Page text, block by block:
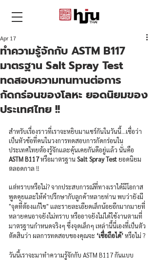
THAI
ทำความรู้จักกับ ASTM B117
มาตรฐาน Salt Spray Test
ทดสอบความทนทานต่อการ
กัดกร่อนของโลหะ ยอดนิยมของ
ประเทศไทย !!
Apr 17
สำหรับเรื่องราวที่เราจะหยิบมาแชร์กันในวันนี้...เชื่อว่า
เป็นหัวข้อที่คนในวงการทดสอบการกัดกร่อนใน
ประเทศไทยต้องรู้จักและคุ้นเคยกันดีอยู่แล้ว นั่นคือ
ASTM B117 หรือมาตรฐาน Salt Spray Test ยอดนิยม
ตลอดกาล !!
แต่ทราบหรือไม่? จากประสบการณ์ที่ทางเราได้มีโอกาส
พูดคุยและให้คำปรึกษากับลูกค้าหลายท่าน พบว่ายังมี
"จุดที่ต้องแก้ไข" และรายละเอียดเล็กน้อยอีกมากมายที่
หลายคนอาจยังไม่ทราบ หรืออาจยังไม่ได้ใช้งานตามที่
มาตรฐานกำหนดจริงๆ ซึ่งจุดเล็กๆ เหล่านี้นี่เองที่เป็นตัว
ตัดสินว่า ผลการทดสอบของคุณจะ ‘เชื่อถือได้’ หรือไม่ ?
วันนี้เราจะมาทำความรู้จักกับ ASTM B117 กันแบบ